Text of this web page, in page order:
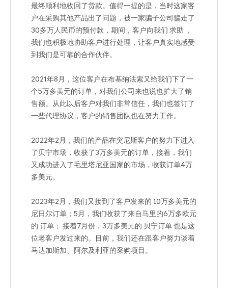
最终顺利地收回了货款。值得一提的是，当时这家客
户在采购其他产品出了问题，被一家骗子公司骗走了
30多万人民币的预付款，期间，客户向我们 求助 ，
我们也积极地协助客户进行处理，让客户真实地感受
到我们是可靠的合作伙伴。
2021年8月，这位客户在布基纳法索又给我们下了一
个5万多美元的订单，对我们公司来也说也扩大了销
售额。从此以后客户对我们非常信任，我们也签订了
一些代理协议，客户的销售团队也在努力工作。
2022年2月，我们的产品在突尼斯客户的努力下进入
了贝宁市场，收获了3万多美元的订单，接着，我们
又成功进入了毛里塔尼亚国家的市场，收获订单4万
多美元。
2023年2月，我们又接到了客户发来的 10万多美元的
尼日尔订单；5月，我们收获了来自马里的6万多欧元
的 订单； 接着7月份，3万多美元的 贝宁订单 也是这
位老客户发过来的。目前，我们还在跟客户努力谈着
马达加斯加、阿尔及利亚的采购项目。